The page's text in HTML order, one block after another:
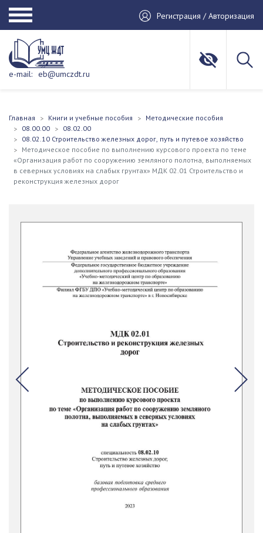
Регистрация / Авторизация
e-mail: eb@umczdt.ru
Главная Книги и учебные пособия
Методические пособия
08.00.00
08.02.00
08.02.10 Строительство железных дорог, путь и путевое хозяйство
Методическое пособие по выполнению курсового проекта по теме
«Организация работ по сооружению земляного полотна, выполняемых
в северных условиях на слабых грунтах» МДК 02.01 Строительство и
реконструкция железных дорог